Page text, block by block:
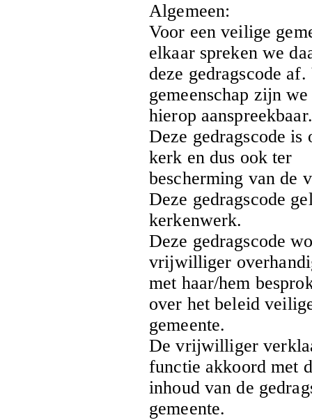
Algemeen:
Voor een veilige
elkaar spreken we
deze gedragscode
gemeenschap zijn we
hierop aanspreekbaar.
Deze gedragscode is
kerk en dus ook ter
bescherming van de
Deze gedragscode
kerkenwerk.
Deze gedragscode
vrijwilliger
met haar/hem
over het beleid
gemeente.
De vrijwilliger
functie akkoord met
inhoud van de
gemeente.